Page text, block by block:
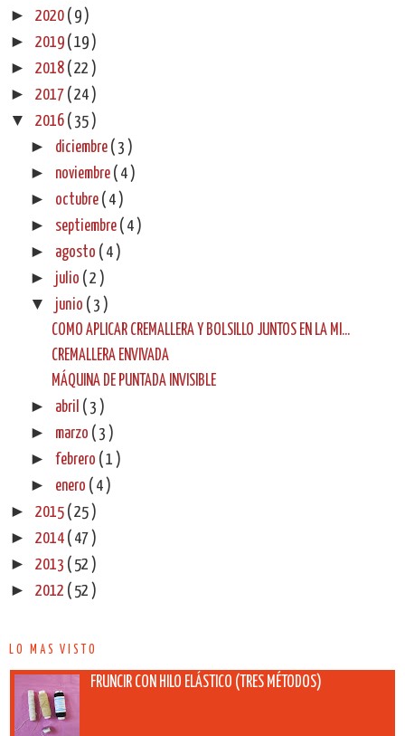
► 2020 ( 9 )
► 2019 ( 19 )
► 2018 ( 22 )
► 2017 ( 24 )
▼ 2016 ( 35 )
► diciembre ( 3 )
► noviembre ( 4 )
► octubre ( 4 )
► septiembre ( 4 )
► agosto ( 4 )
► julio ( 2 )
▼ junio ( 3 )
COMO APLICAR CREMALLERA Y BOLSILLO JUNTOS EN LA MI...
CREMALLERA ENVIVADA
MÁQUINA DE PUNTADA INVISIBLE
► abril ( 3 )
► marzo ( 3 )
►febrero ( 1 )
► enero ( 4 )
► 2015 ( 25 )
► 2014 ( 47 )
► 2013 ( 52 )
► 2012 ( 52 )
LO MAS VISTO
FRUNCIR CON HILO ELÁSTICO (TRES MÉTODOS)